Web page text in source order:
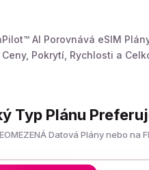
AI Porovnává eSIM
Pokrytí, Rychlosti a
Typ Plánu
Datová Plány nebo na